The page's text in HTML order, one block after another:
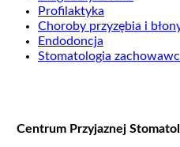
Profilaktyka
Choroby przyzębia i
Endodoncja
Stomatologia
Centrum Przyjaznej